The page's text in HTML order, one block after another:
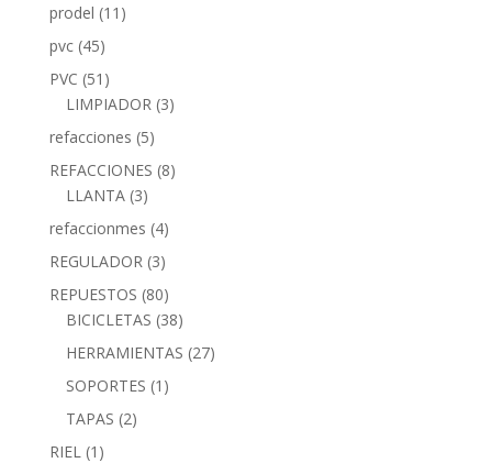
prodel (11)
pvc (45)
PVC (51)
LIMPIADOR (3)
refacciones (5)
REFACCIONES (8)
LLANTA (3)
refaccionmes (4)
REGULADOR (3)
REPUESTOS (80)
BICICLETAS (38)
HERRAMIENTAS (27)
SOPORTES (1)
TAPAS (2)
RIEL (1)